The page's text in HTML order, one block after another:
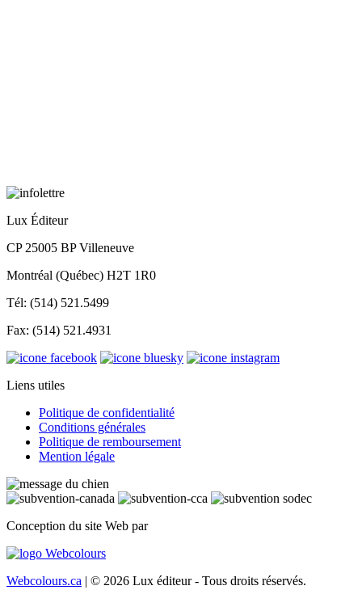
Lux Éditeur
CP 25005 BP Villeneuve
Montréal (Québec) H2T 1R0
Tél: (514) 521.5499
Fax: (514) 521.4931
Liens utiles
Politique de confidentialité
Conditions générales
Politique de remboursement
Mention légale
Conception du site Web par
Webcolours.ca | © 2026 Lux éditeur - Tous droits réservés.